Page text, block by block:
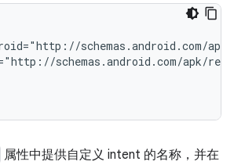
属性中提供自定义 intent 的名称，并在